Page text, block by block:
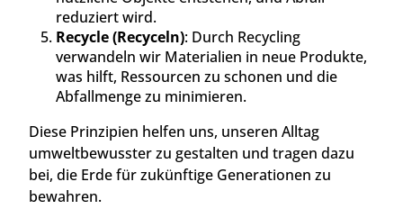
reduziert wird.
Recycle (Recyceln): Durch Recycling
verwandeln wir Materialien in neue Produkte,
was hilft, Ressourcen zu schonen und die
Abfallmenge zu minimieren.
Diese Prinzipien helfen uns, unseren Alltag
umweltbewusster zu gestalten und tragen dazu
bei, die Erde für zukünftige Generationen zu
bewahren.